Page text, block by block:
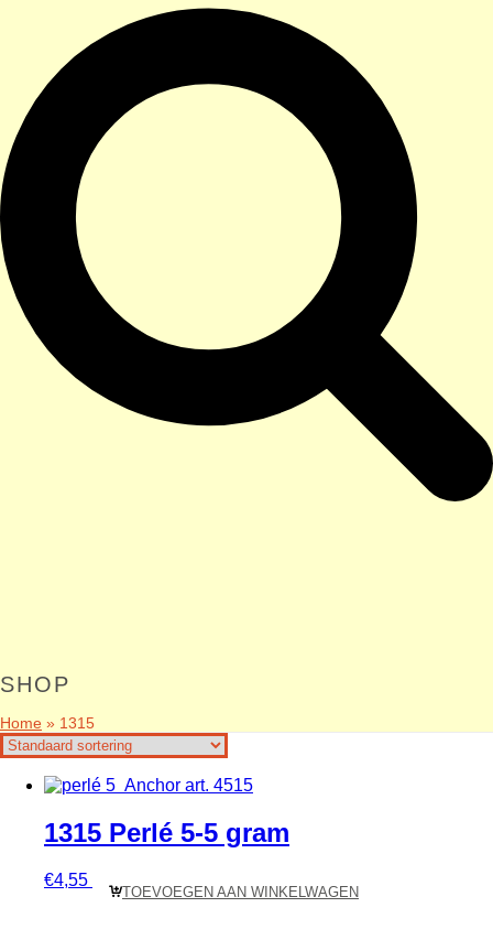
SHOP
Home » 1315
1315 Perlé 5-5 gram
€4,55
TOEVOEGEN AAN WINKELWAGEN